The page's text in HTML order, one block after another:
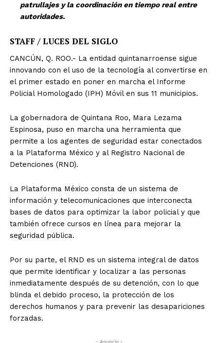
patrullajes y la coordinación en tiempo real entre
autoridades.
STAFF / LUCES DEL SIGLO
CANCÚN, Q. ROO.- La entidad quintanarroense sigue
innovando con el uso de la tecnología al convertirse en
el primer estado en poner en marcha el Informe
Policial Homologado (IPH) Móvil en sus 11 municipios.
La gobernadora de Quintana Roo, Mara Lezama
Espinosa, puso en marcha una herramienta que
permite a los agentes de seguridad estar conectados
a la Plataforma México y al Registro Nacional de
Detenciones (RND).
La Plataforma México consta de un sistema de
información y telecomunicaciones que interconecta
bases de datos para optimizar la labor policial y que
también ofrece cursos en línea para mejorar la
seguridad pública.
Por su parte, el RND es un sistema integral de datos
que permite identificar y localizar a las personas
inmediatamente después de su detención, con lo que
blinda el debido proceso, la protección de los
derechos humanos y para prevenir las desapariciones
forzadas.
- Anuncio -